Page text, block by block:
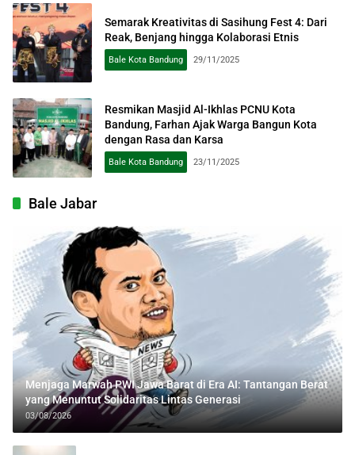
Semarak Kreativitas di Sasihung Fest 4: Dari
Reak, Benjang hingga Kolaborasi Etnis
Bale Kota Bandung 29/11/2025
Resmikan Masjid Al-Ikhlas PCNU Kota
Bandung, Farhan Ajak Warga Bangun Kota
dengan Rasa dan Karsa
Bale Kota Bandung 23/11/2025
Bale Jabar
Menjaga Marwah PWI Jawa Barat di Era AI: Tantangan Berat
yang Menuntut Solidaritas Lintas Generasi
03/08/2026